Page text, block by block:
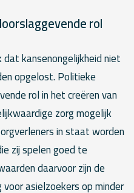
rol
dat kansenongelijkheid niet
opgelost. Politieke
rol in het creëren van
zorg mogelijk
in staat worden
zij spelen goed te
daarvoor zijn de
asielzoekers op minder